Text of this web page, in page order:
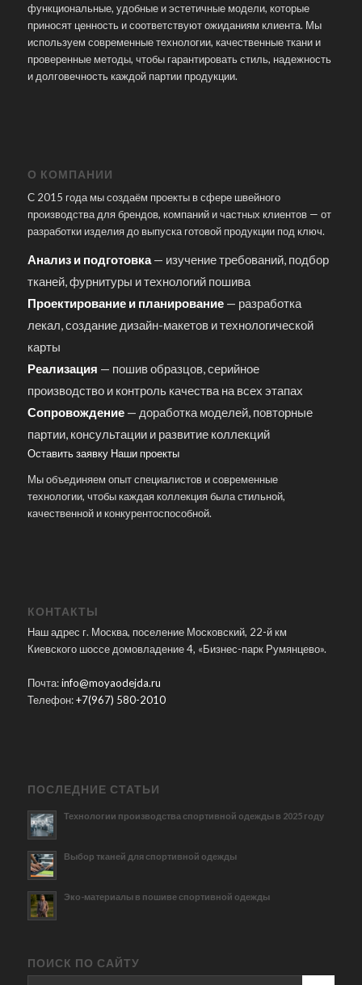
функциональные, удобные и эстетичные модели, которые
приносят ценность и соответствуют ожиданиям клиента. Мы
используем современные технологии, качественные ткани и
проверенные методы, чтобы гарантировать стиль, надежность
и долговечность каждой партии продукции.
О КОМПАНИИ
С 2015 года мы создаём проекты в сфере швейного
производства для брендов, компаний и частных клиентов — от
разработки изделия до выпуска готовой продукции под ключ.
Анализ и подготовка— изучение требований, подбор
тканей, фурнитуры и технологий пошива
Проектирование и планирование— разработка
лекал, создание дизайн-макетов и технологической
карты
Реализация — пошив образцов, серийное
производство и контроль качества на всех этапах
Сопровождение— доработка моделей, повторные
партии, консультации и развитие коллекций
Оставить заявку Наши проекты
Мы объединяем опыт специалистов и современные
технологии, чтобы каждая коллекция была стильной,
качественной и конкурентоспособной.
КОНТАКТЫ
Наш адрес г. Москва, поселение Московский, 22-й км
Киевского шоссе домовладение 4, «Бизнес-парк Румянцево».
Почта:info@moyaodejda.ru
Телефон:+7(967) 580-2010
ПОСЛЕДНИЕ СТАТЬИ
Технологии производства спортивной одежды в 2025 году
Выбор тканей для спортивной одежды
Эко-материалы в пошиве спортивной одежды
ПОИСК ПО САЙТУ